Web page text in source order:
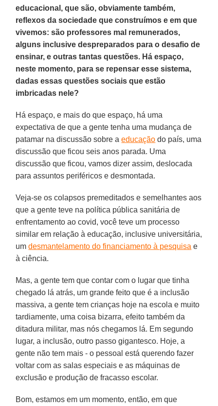
educacional, que são, obviamente também,
reflexos da sociedade que construímos e em que
vivemos: são professores mal remunerados,
alguns inclusive despreparados para o desafio de
ensinar, e outras tantas questões. Há espaço,
neste momento, para se repensar esse sistema,
dadas essas questões sociais que estão
imbricadas nele?
Há espaço, e mais do que espaço, há uma
expectativa de que a gente tenha uma mudança de
patamar na discussão sobre aeducação do país, uma
discussão que ficou seis anos parada. Uma
discussão que ficou, vamos dizer assim, deslocada
para assuntos periféricos e desmontada.
Veja-se os colapsos premeditados e semelhantes aos
que a gente teve na política pública sanitária de
enfrentamento ao covid, você teve um processo
similar em relação à educação, inclusive universitária,
umdesmantelamento do financiamento à pesquisa e
à ciência.
Mas, a gente tem que contar com o lugar que tinha
chegado lá atrás, um grande feito que é a inclusão
massiva, a gente tem crianças hoje na escola e muito
tardiamente, uma coisa bizarra, efeito também da
ditadura militar, mas nós chegamos lá. Em segundo
lugar, a inclusão, outro passo gigantesco. Hoje, a
gente não tem mais - o pessoal está querendo fazer
voltar com as salas especiais e as máquinas de
exclusão e produção de fracasso escolar.
Bom, estamos em um momento, então, em que